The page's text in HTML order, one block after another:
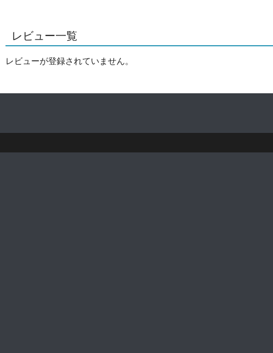
レビュー一覧
レビューが登録されていません。